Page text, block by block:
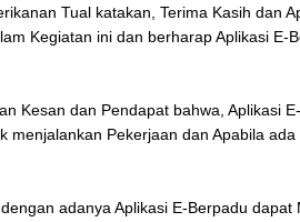
Tual katakan, Terima Kasih dan
Kegiatan ini dan berharap Aplikasi E-
Kesan dan Pendapat bahwa, Aplikasi
menjalankan Pekerjaan dan Apabila
adanya Aplikasi E-Berpadu dapat